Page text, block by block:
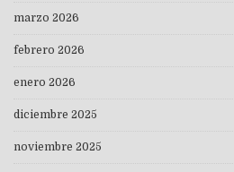
marzo 2026
febrero 2026
enero 2026
diciembre 2025
noviembre 2025